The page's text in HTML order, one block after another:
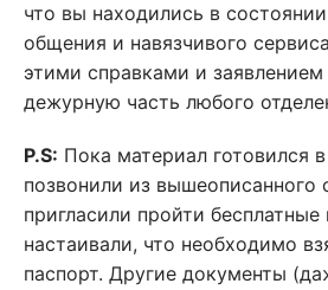
что вы находились в
общения и навязчивого
этими справками и заявлением
дежурную часть любого
P.S: Пока материал готовился
позвонили из вышеописанного
пригласили пройти
настаивали, что необходимо
паспорт. Другие документы